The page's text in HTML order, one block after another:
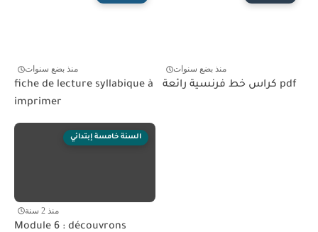
منذ بضع سنوات
fiche de lecture syllabique à
imprimer
منذ بضع سنوات
كراس خط فرنسية رائعة pdf
السنة خامسة إبتدائي
منذ 2 سنة
Module 6 : découvrons